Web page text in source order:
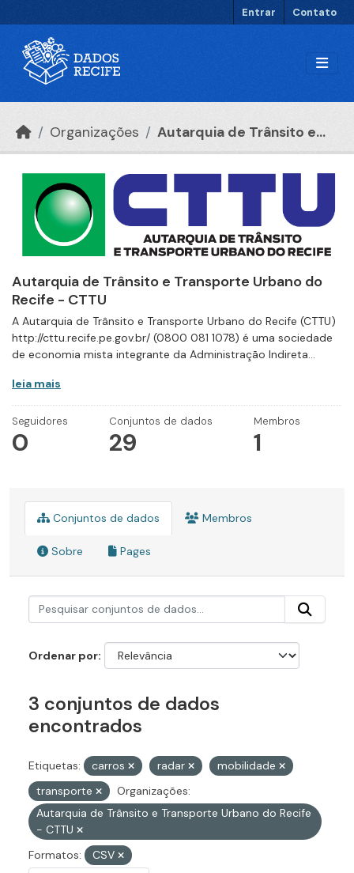
Entrar Contato
Organizações Autarquia de Trânsito e...
Autarquia de Trânsito e Transporte Urbano do
Recife - CTTU
A Autarquia de Trânsito e Transporte Urbano do Recife (CTTU)
http://cttu.recife.pe.gov.br/ (0800 081 1078) é uma sociedade
de economia mista integrante da Administração Indireta...
leia mais
Seguidores
0
Conjuntos de dados
29
Membros
1
Conjuntos de dados Membros
Sobre Pages
Ordenar por
3 conjuntos de dados
encontrados
Etiquetas: carros radar
mobilidade
transporte
Organizações:
Autarquia de Trânsito e Transporte Urbano do Recife
- CTTU
Formatos:
CSV